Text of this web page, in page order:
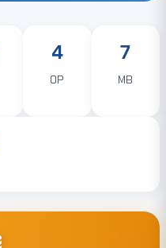
4
OP
7
MB